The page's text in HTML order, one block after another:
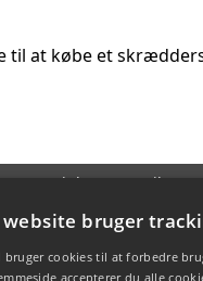
til at købe et
Copyright 2026 - Pilanto
Om / kontakt Blog
bruger
bruger cookies til at forbedre
accepterer du alle